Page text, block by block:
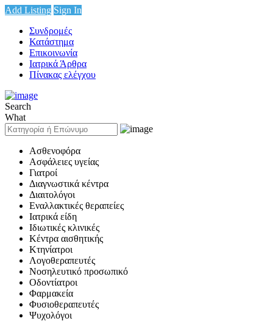
Add Listing Sign In
Συνδρομές
Κατάστημα
Επικοινωνία
Ιατρικά Άρθρα
Πίνακας ελέγχου
Search
What
Ασθενοφόρα
Ασφάλειες υγείας
Γιατροί
Διαγνωστικά κέντρα
Διαιτολόγοι
Εναλλακτικές θεραπείες
Ιατρικά είδη
Ιδιωτικές κλινικές
Κέντρα αισθητικής
Κτηνίατροι
Λογοθεραπευτές
Νοσηλευτικό προσωπικό
Οδοντίατροι
Φαρμακεία
Φυσιοθεραπευτές
Ψυχολόγοι